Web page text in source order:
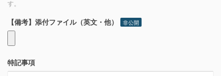
す。
【備考】添付ファイル（英文・他） 非公開
特記事項